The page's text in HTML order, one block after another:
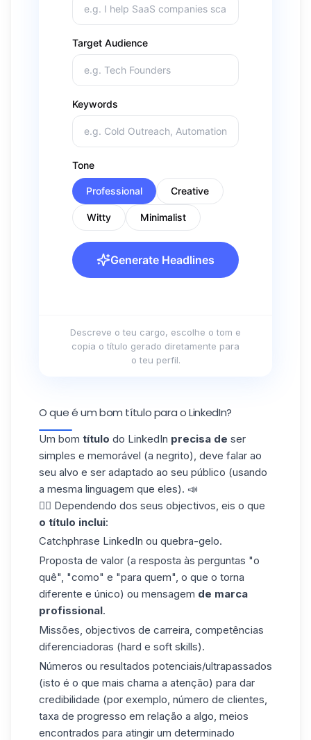
Descreve o teu cargo, escolhe o tom e
copia o título gerado diretamente para
o teu perfil.
O que é um bom título para o LinkedIn?
Um bom título do LinkedIn precisa de ser
simples e memorável (a negrito), deve falar ao
seu alvo e ser adaptado ao seu público (usando
a mesma linguagem que eles). 📣
👇🏼 Dependendo dos seus objectivos, eis o que
o título inclui:
Catchphrase LinkedIn ou quebra-gelo.
Proposta de valor (a resposta às perguntas "o
quê", "como" e "para quem", o que o torna
diferente e único) ou mensagem de marca
profissional.
Missões, objectivos de carreira, competências
diferenciadoras (hard e soft skills).
Números ou resultados potenciais/ultrapassados
(isto é o que mais chama a atenção) para dar
credibilidade (por exemplo, número de clientes,
taxa de progresso em relação a algo, meios
encontrados para atingir um determinado